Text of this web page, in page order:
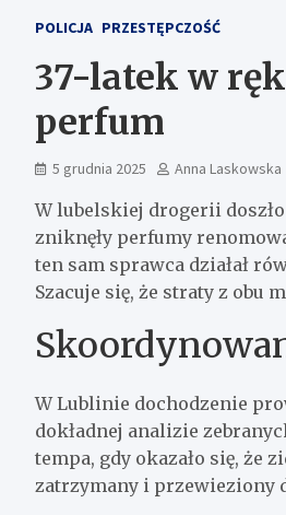
POLICJA PRZESTĘPCZOŚĆ
37-latek w
perfum
5 grudnia 2025 Anna Laskowska
W lubelskiej drogerii
zniknęły perfumy
ten sam sprawca działał
Szacuje się, że straty z obu
W Lublinie dochodzenie
dokładnej analizie
tempa, gdy okazało się, że
zatrzymany i przewieziony